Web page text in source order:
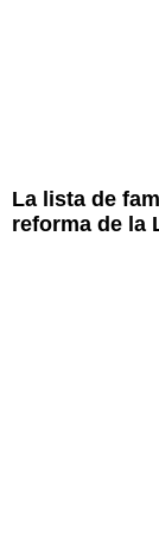
La lista de
reforma de la